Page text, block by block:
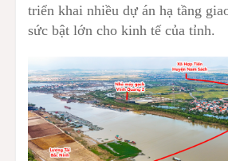
triển khai nhiều dự án hạ tầng
sức bật lớn cho kinh tế của tỉnh.